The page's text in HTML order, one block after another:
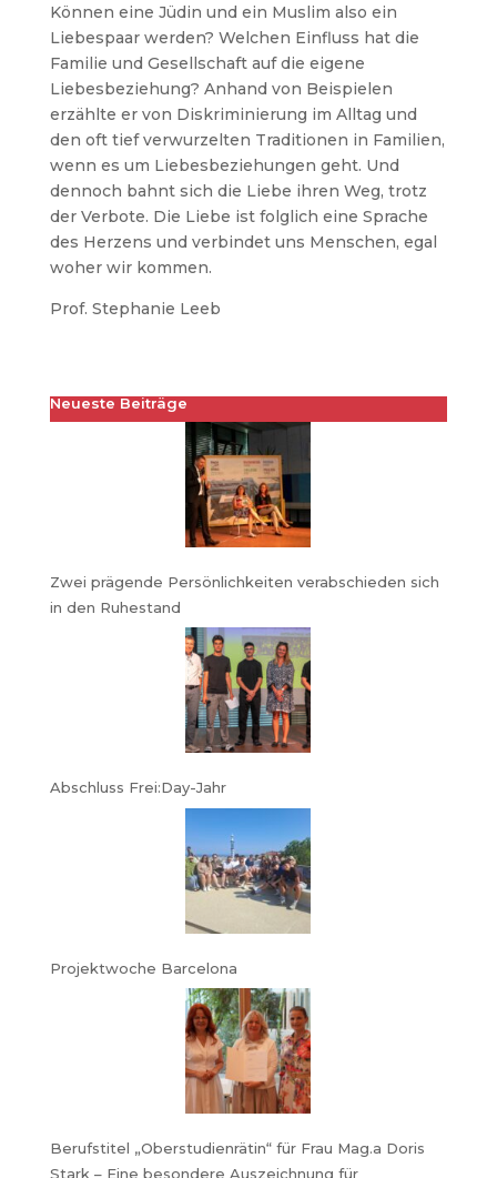
Können eine Jüdin und ein Muslim also ein
Liebespaar werden? Welchen Einfluss hat die
Familie und Gesellschaft auf die eigene
Liebesbeziehung? Anhand von Beispielen
erzählte er von Diskriminierung im Alltag und
den oft tief verwurzelten Traditionen in Familien,
wenn es um Liebesbeziehungen geht. Und
dennoch bahnt sich die Liebe ihren Weg, trotz
der Verbote. Die Liebe ist folglich eine Sprache
des Herzens und verbindet uns Menschen, egal
woher wir kommen.
Prof. Stephanie Leeb
Neueste Beiträge
Zwei prägende Persönlichkeiten verabschieden sich
in den Ruhestand
Abschluss Frei:Day-Jahr
Projektwoche Barcelona
Berufstitel „Oberstudienrätin“ für Frau Mag.a Doris
Stark – Eine besondere Auszeichnung für